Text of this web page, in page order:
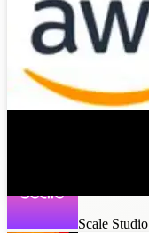
Scale Studio